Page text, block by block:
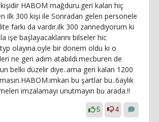
HABOM mağduru.geri kalan hiç
ilk 300 kişi ile Sonradan gelen personele
farkı da vardır.ilk 300 zannediyorum ki
işe başlayacaklarını bilseler hic
olayına.oyle bir donem oldu ki o
ne geri adım atabildi.mecburen de
belki düzelir diye..ama geri kalan 1200
bu şartlar bu..6aylık
imzalamayı unutmayın bu arada.!!
5 4